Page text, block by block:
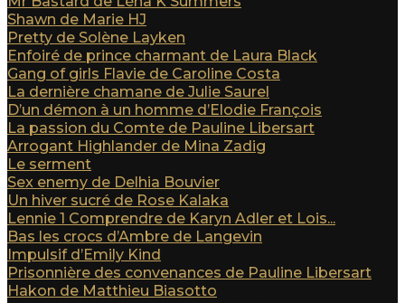
Shawn de Marie HJ
Pretty de Solène Layken
Enfoiré de prince charmant de Laura Black
Gang of girls Flavie de Caroline Costa
La dernière chamane de Julie Saurel
D’un démon à un homme d’Elodie François
La passion du Comte de Pauline Libersart
Arrogant Highlander de Mina Zadig
Le serment
Sex enemy de Delhia Bouvier
Un hiver sucré de Rose Kalaka
Lennie 1 Comprendre de Karyn Adler et Lois...
Bas les crocs d’Ambre de Langevin
Impulsif d’Emily Kind
Prisonnière des convenances de Pauline Libersart
Hakon de Matthieu Biasotto